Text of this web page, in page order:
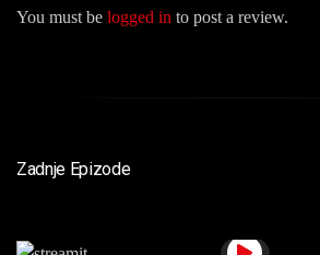
You must be logged in to post a review.
Zadnje Epizode